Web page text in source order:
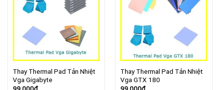
Thay Thermal Pad Tản Nhiệt
Vga Gigabyte
Thay Thermal Pad Tản Nhiệt
Vga GTX 180